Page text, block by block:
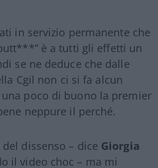
in servizio permanente che
è a tutti gli effetti un
se ne deduce che dalle
Cgil non ci si fa alcun
poco di buono la premier
neppure il perché.
dissenso – dice Giorgia
il video choc – ma mi